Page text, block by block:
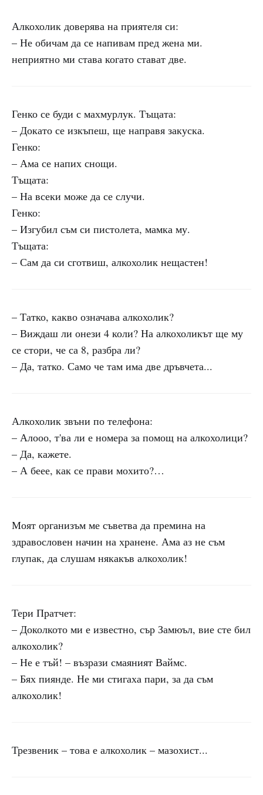
Алкохолик доверява на приятеля си:
– Не обичам да се напивам пред жена ми.
неприятно ми става когато стават две.
Генко се буди с махмурлук. Тъщата:
– Докато се изкъпеш, ще направя закуска.
Генко:
– Ама се напих снощи.
Тъщата:
– На всеки може да се случи.
Генко:
– Изгубил съм си пистолета, мамка му.
Тъщата:
– Сам да си сготвиш, алкохолик нещастен!
– Татко, какво означава алкохолик?
– Виждаш ли онези 4 коли? На алкохоликът ще му
се стори, че са 8, разбра ли?
– Да, татко. Само че там има две дръвчета...
Алкохолик звъни по телефона:
– Алооо, т'ва ли е номера за помощ на алкохолици?
– Да, кажете.
– А беее, как се прави мохито?…
Моят организъм ме съветва да премина на
здравословен начин на хранене. Ама аз не съм
глупак, да слушам някакъв алкохолик!
Тери Пратчет:
– Доколкото ми е известно, сър Замюъл, вие сте бил
алкохолик?
– Не е тъй! – възрази смаяният Ваймс.
– Бях пиянде. Не ми стигаха пари, за да съм
алкохолик!
Трезвеник – това е алкохолик – мазохист...